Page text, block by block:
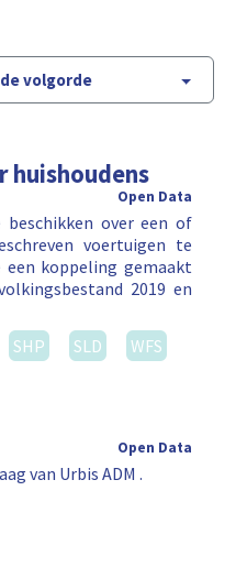
volgorde
huishoudens
Open Data
beschikken over een of
voertuigen te
een koppeling gemaakt
2019 en
SHP SLD
WFS
Open Data
van Urbis ADM .